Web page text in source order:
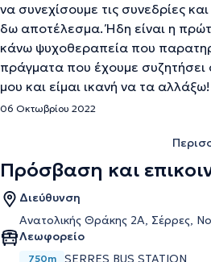
να συνεχίσουμε τις συνεδρίες
δω αποτέλεσμα. Ήδη είναι η
κάνω ψυχοθεραπεία που
πράγματα που έχουμε συζητήσει
μου και είμαι ικανή να τα αλλάξω!
06 Οκτωβρίου 2022
Πρόσβαση και
Διεύθυνση
Ανατολικής Θράκης 2Α, Σέρρες,
Λεωφορείο
750m SERRES BUS STATION